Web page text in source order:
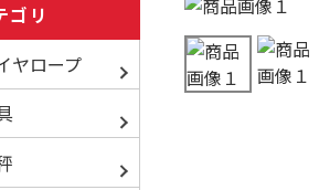
ゴリ
ヤロープ